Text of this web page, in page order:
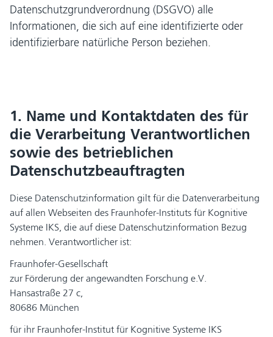
Datenschutzgrundverordnung (DSGVO) alle
Informationen, die sich auf eine identifizierte oder
identifizierbare natürliche Person beziehen.
1. Name und Kontaktdaten des für
die Verarbeitung Verantwortlichen
sowie des betrieblichen
Datenschutzbeauftragten
Diese Datenschutzinformation gilt für die Datenverarbeitung
auf allen Webseiten des Fraunhofer-Instituts für Kognitive
Systeme IKS, die auf diese Datenschutzinformation Bezug
nehmen. Verantwortlicher ist:
Fraunhofer-Gesellschaft
zur Förderung der angewandten Forschung e.V.
Hansastraße 27 c,
80686 München
für ihr Fraunhofer-Institut für Kognitive Systeme IKS